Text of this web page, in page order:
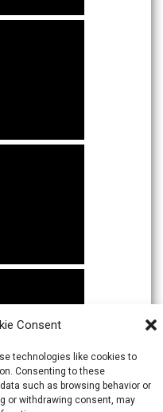
Consent
technologies like cookies to
Consenting to these
such as browsing behavior or
or withdrawing consent, may